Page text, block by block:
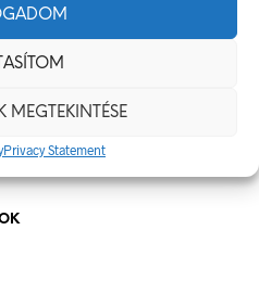
MEGTEKINTÉSE
Privacy Statement
A Hulladékgyűjtő
A Biztonsági Táblák: Az